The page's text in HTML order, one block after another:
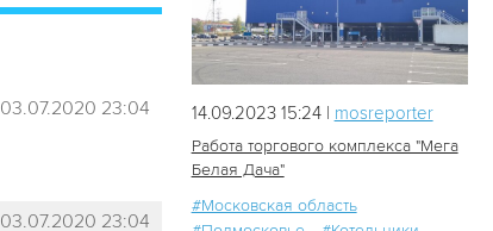
03.07.2020 23:04
03.07.2020 23:04
14.09.2023 15:24 | mosreporter
Работа торгового комплекса "Мега
Белая Дача"
#Московская область